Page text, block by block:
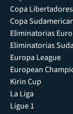
Copa
Copa
Eliminatorias
Eliminatorias
Europa League
European
Kirin Cup
La Liga
Ligue 1